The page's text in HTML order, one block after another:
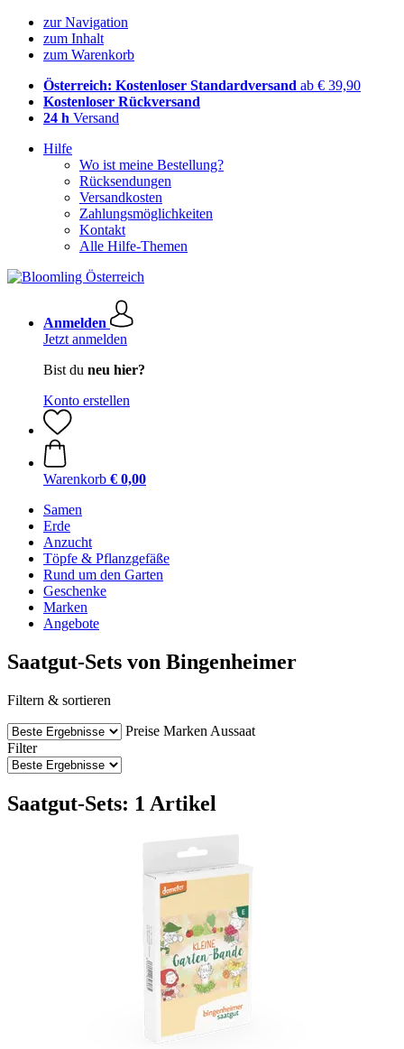
zur Navigation
zum Inhalt
zum Warenkorb
Österreich: Kostenloser Standardversand ab € 39,90
Kostenloser Rückversand
24 h Versand
Hilfe
Wo ist meine Bestellung?
Rücksendungen
Versandkosten
Zahlungsmöglichkeiten
Kontakt
Alle Hilfe-Themen
Anmelden
Jetzt anmelden
Bist du neu hier?
Konto erstellen
Warenkorb € 0,00
Samen
Erde
Anzucht
Töpfe & Pflanzgefäße
Rund um den Garten
Geschenke
Marken
Angebote
Saatgut-Sets von Bingenheimer
Filtern & sortieren
Preise Marken Aussaat
Filter
Saatgut-Sets: 1 Artikel